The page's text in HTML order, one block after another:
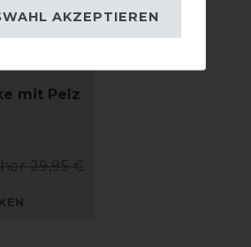
mit Pelz
29,95 €
AKZEPTIEREN